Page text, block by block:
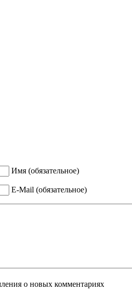
Имя (обязательное)
E-Mail (обязательное)
о новых комментариях